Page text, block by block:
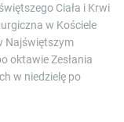
Ciała i Krwi
w Kościele
Najświętszym
oktawie Zesłania
w niedzielę po